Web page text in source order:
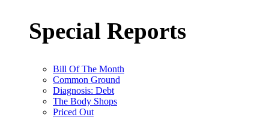
Special Reports
Bill Of The Month
Common Ground
Diagnosis: Debt
The Body Shops
Priced Out